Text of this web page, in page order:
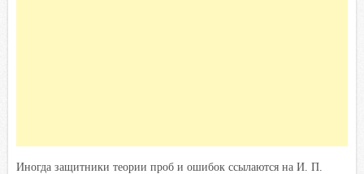
Иногда защитники теории проб и ошибок ссылаются на И. П.